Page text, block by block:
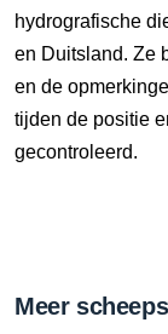
hydrografische
en Duitsland. Ze
en de
tijden de positie
gecontroleerd.
Meer